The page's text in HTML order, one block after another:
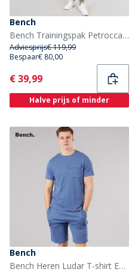
Bench
Bench Trainingspak Petrocca Heren Salie
Adviesprijs€ 119,99
Bespaar€ 80,00
Current
€ 39,99
Halve prijs of minder
Bench
Bench Heren Ludar T-shirt En Shorts Set Mid Blue